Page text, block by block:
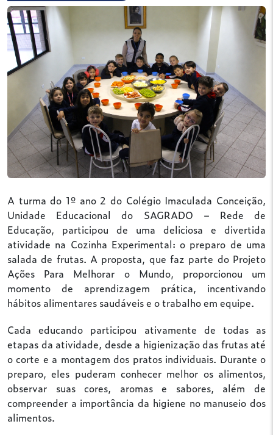
A turma do 1º ano 2 do Colégio Imaculada Conceição,
Unidade Educacional do SAGRADO – Rede de
Educação, participou de uma deliciosa e divertida
atividade na Cozinha Experimental: o preparo de uma
salada de frutas. A proposta, que faz parte do Projeto
Ações Para Melhorar o Mundo, proporcionou um
momento de aprendizagem prática, incentivando
hábitos alimentares saudáveis e o trabalho em equipe.
Cada educando participou ativamente de todas as
etapas da atividade, desde a higienização das frutas até
o corte e a montagem dos pratos individuais. Durante o
preparo, eles puderam conhecer melhor os alimentos,
observar suas cores, aromas e sabores, além de
compreender a importância da higiene no manuseio dos
alimentos.